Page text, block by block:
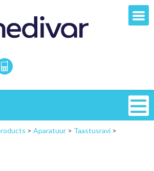
> Aparatuur > Taastusravi >